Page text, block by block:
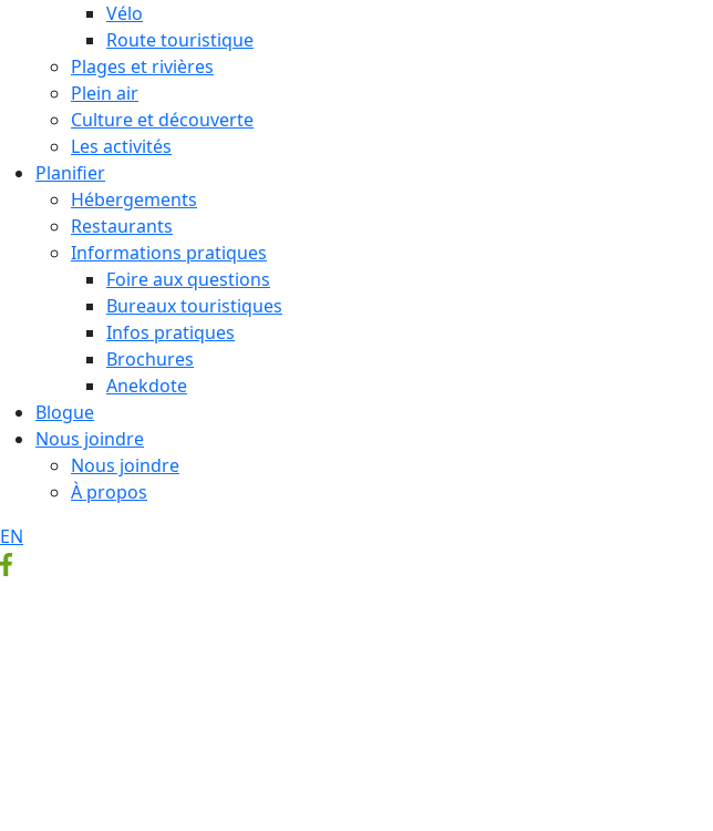
Vélo
Route touristique
Plages et rivières
Plein air
Culture et découverte
Les activités
Planifier
Hébergements
Restaurants
Informations pratiques
Foire aux questions
Bureaux touristiques
Infos pratiques
Brochures
Anekdote
Blogue
Nous joindre
Nous joindre
À propos
EN